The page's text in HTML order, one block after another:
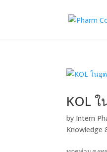
KOL
by Intern
Knowledge